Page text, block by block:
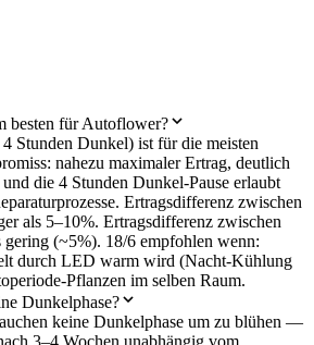
besten für Autoflower?
Stunden Dunkel) ist für die meisten
nahezu maximaler Ertrag, deutlich
die 4 Stunden Dunkel-Pause erlaubt
Ertragsdifferenz zwischen
als 5–10%. Ertragsdifferenz zwischen
gering (~5%). 18/6 empfohlen wenn:
durch LED warm wird (Nacht-Kühlung
Pflanzen im selben Raum.
Dunkelphase?
keine Dunkelphase um zu blühen —
3–4 Wochen unabhängig vom